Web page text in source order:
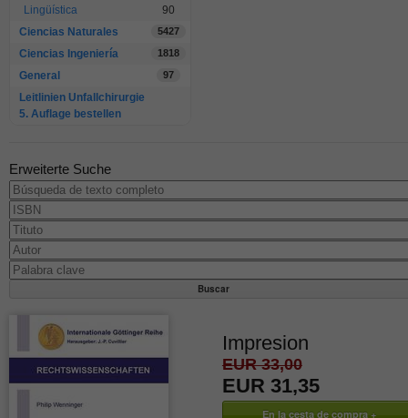
Lingüística
90
Ciencias Naturales
5427
Ciencias Ingeniería 1818
General 97
Leitlinien Unfallchirurgie
5. Auflage bestellen
Erweiterte Suche
Impresion
EUR 33,00
EUR 31,35